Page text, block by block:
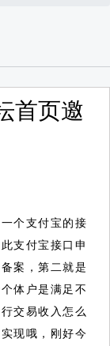
首页邀
个支付宝的接
支付宝接口申
案，第二就是
体户是满足不
交易收入怎么
现哦，刚好今